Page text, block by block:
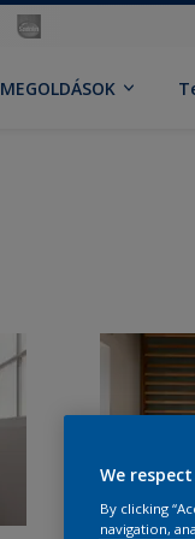
MEGOLDÁSOK
We
By clicking
navigation,